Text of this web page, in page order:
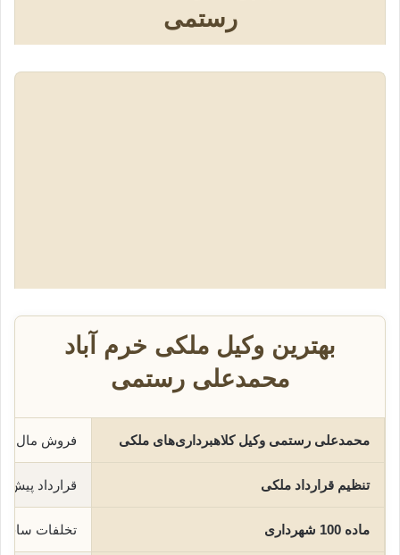
رستمی
بهترین وکیل ملکی خرم آباد
محمدعلی رستمی
محمدعلی رستمی وکیل کلاهبرداری‌های ملکی فروش مال
تنظیم قرارداد ملکی قرارداد
ماده 100 شهرداری تخلفات